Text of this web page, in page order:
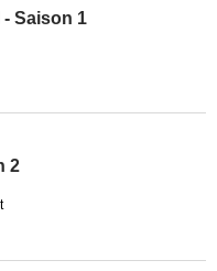
Saison 1
2